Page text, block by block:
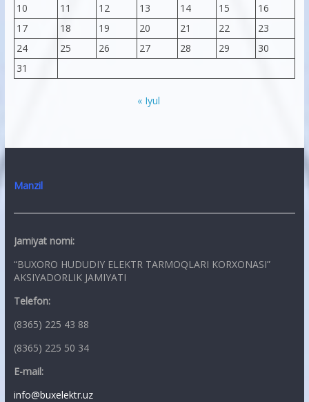
10
11 12 13 14 15
16
17
18 19 20 21 22
23
24
25 26 27 28 29
30
31
« Iyul
Manzil
Jamiyat nomi:
“BUXORO HUDUDIY ELEKTR TARMOQLARI KORXONASI”
AKSIYADORLIK JAMIYATI
Telefon:
(8365) 225 43 88
(8365) 225 50 34
E-mail:
info@buxelektr.uz